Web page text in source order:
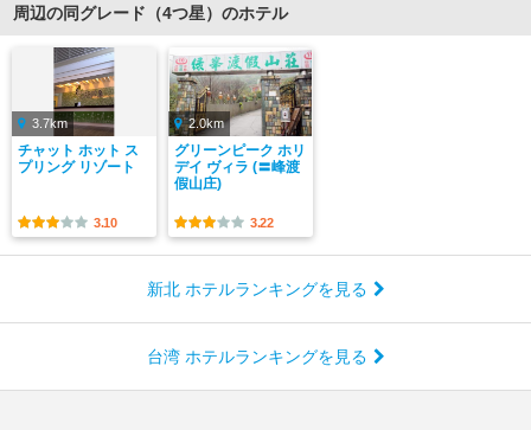
周辺の同グレード（4つ星）のホテル
3.7km
チャット ホット ス
プリング リゾート
3.10
2.0km
グリーンピーク ホリ
デイ ヴィラ (〓峰渡
假山庄)
3.22
新北 ホテルランキングを見る
台湾 ホテルランキングを見る